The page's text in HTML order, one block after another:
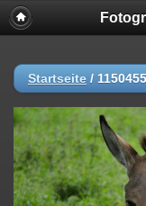
Startseite / 1150455